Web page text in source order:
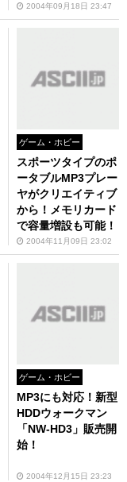
2004年09月18日 23:47
ゲーム・ホビー
スポーツタイプのポ
ータブルMP3プレー
ヤがクリエイティブ
から！メモリカード
で容量増設も可能！
2004年11月09日 23:02
ゲーム・ホビー
MP3にも対応！新型
HDDウォークマン
「NW-HD3」販売開
始！
2004年12月15日 23:23